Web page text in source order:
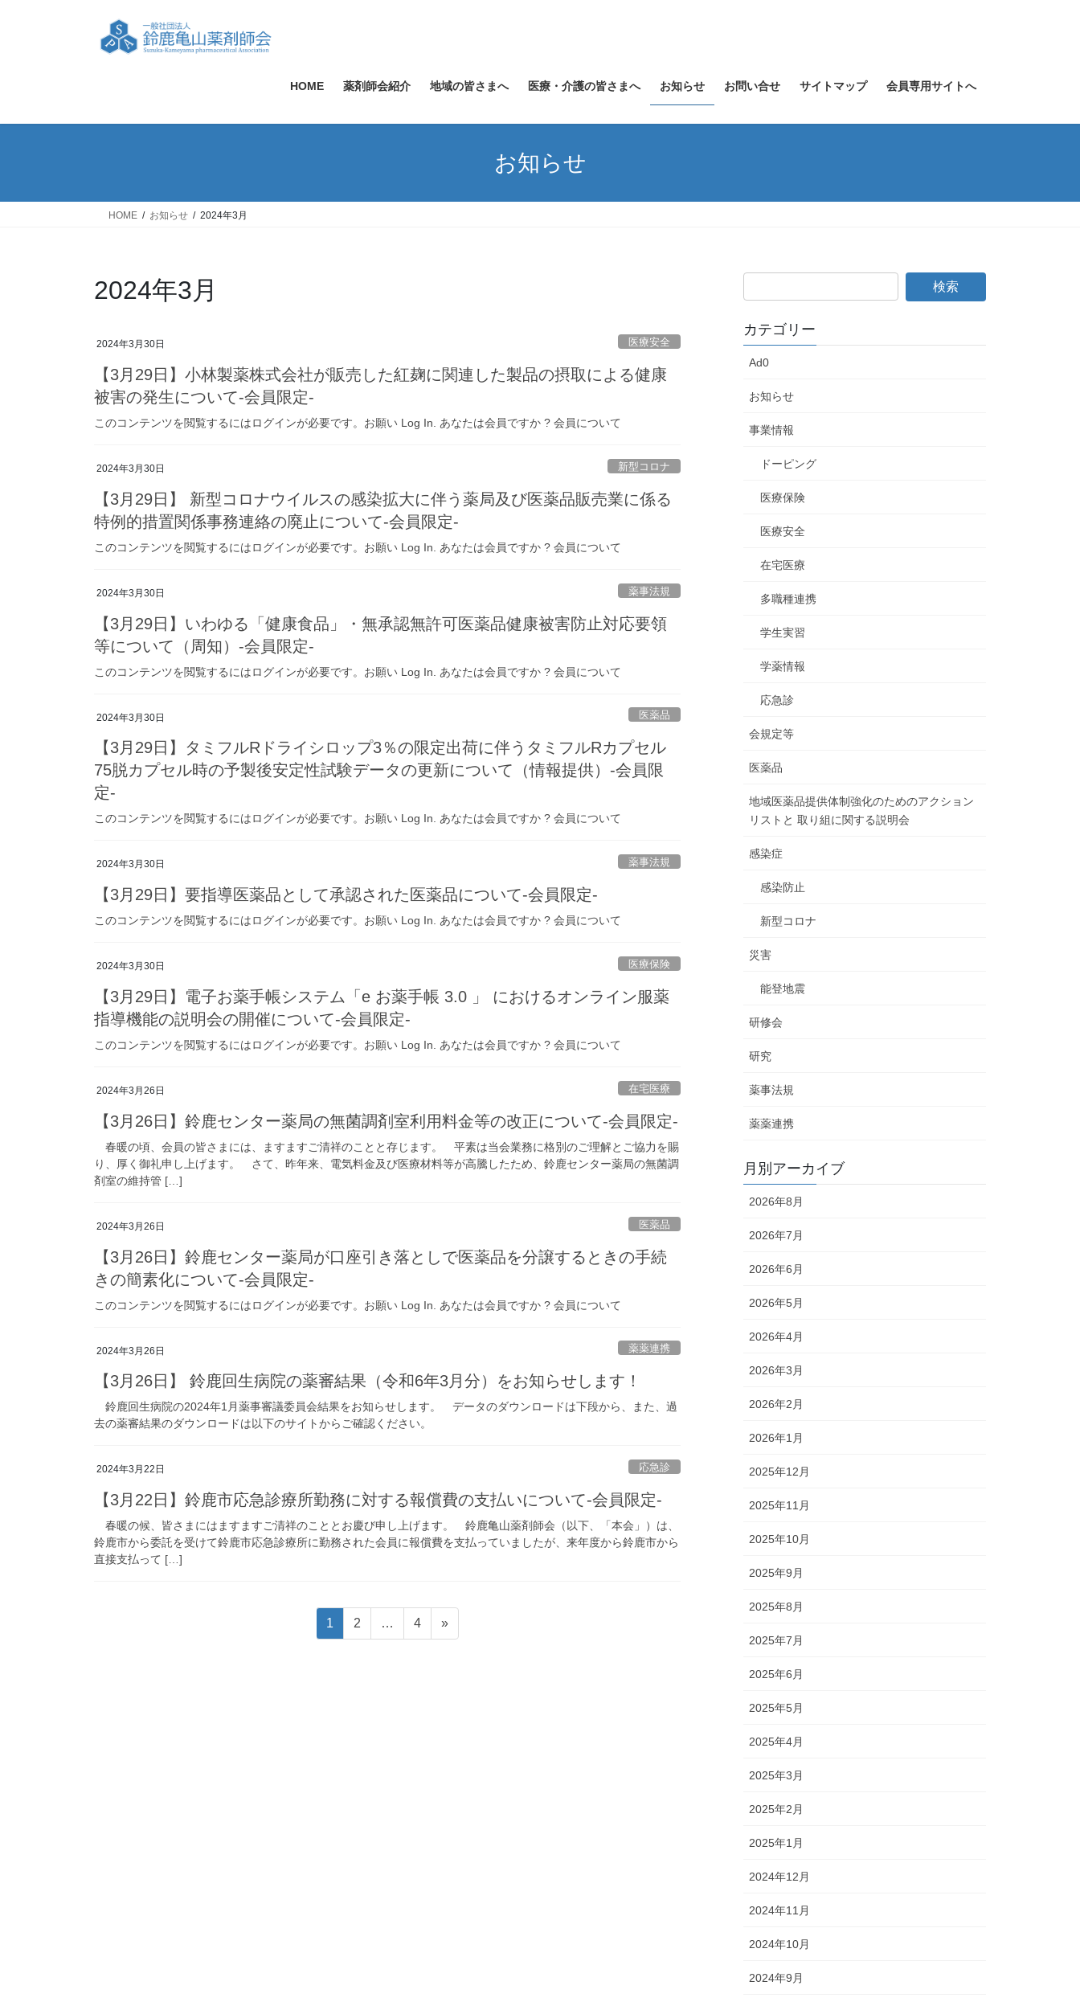
ス
ン
HOME 薬剤師会紹介 地域の皆さまへ 医療・介護の皆さまへ お知らせ お問い合せ サイトマップ 会員専用サイトへ
お知らせ
HOME お知らせ 2024年3月
2024年3月
2024年3月30日 医療安全
【3月29日】小林製薬株式会社が販売した紅麹に関連した製品の摂取による健康
被害の発生について-会員限定-
このコンテンツを閲覧するにはログインが必要です。お願い Log In. あなたは会員ですか ? 会員について
2024年3月30日 新型コロナ
【3月29日】 新型コロナウイルスの感染拡大に伴う薬局及び医薬品販売業に係る
特例的措置関係事務連絡の廃止について-会員限定-
このコンテンツを閲覧するにはログインが必要です。お願い Log In. あなたは会員ですか ? 会員について
2024年3月30日 薬事法規
【3月29日】いわゆる「健康食品」・無承認無許可医薬品健康被害防止対応要領
等について（周知）-会員限定-
このコンテンツを閲覧するにはログインが必要です。お願い Log In. あなたは会員ですか ? 会員について
2024年3月30日 医薬品
【3月29日】タミフルRドライシロップ3％の限定出荷に伴うタミフルRカプセル
75脱カプセル時の予製後安定性試験データの更新について（情報提供）-会員限
定-
このコンテンツを閲覧するにはログインが必要です。お願い Log In. あなたは会員ですか ? 会員について
2024年3月30日 薬事法規
【3月29日】要指導医薬品として承認された医薬品について-会員限定-
このコンテンツを閲覧するにはログインが必要です。お願い Log In. あなたは会員ですか ? 会員について
2024年3月30日 医療保険
【3月29日】電子お薬手帳システム「e お薬手帳 3.0 」 におけるオンライン服薬
指導機能の説明会の開催について-会員限定-
このコンテンツを閲覧するにはログインが必要です。お願い Log In. あなたは会員ですか ? 会員について
2024年3月26日 在宅医療
【3月26日】鈴鹿センター薬局の無菌調剤室利用料金等の改正について-会員限定-
春暖の頃、会員の皆さまには、ますますご清祥のことと存じます。 平素は当会業務に格別のご理解とご協力を賜
り、厚く御礼申し上げます。 さて、昨年来、電気料金及び医療材料等が高騰したため、鈴鹿センター薬局の無菌調
剤室の維持管 […]
2024年3月26日 医薬品
【3月26日】鈴鹿センター薬局が口座引き落としで医薬品を分譲するときの手続
きの簡素化について-会員限定-
このコンテンツを閲覧するにはログインが必要です。お願い Log In. あなたは会員ですか ? 会員について
2024年3月26日 薬薬連携
【3月26日】 鈴鹿回生病院の薬審結果（令和6年3月分）をお知らせします！
鈴鹿回生病院の2024年1月薬事審議委員会結果をお知らせします。 データのダウンロードは下段から、また、過
去の薬審結果のダウンロードは以下のサイトからご確認ください。
2024年3月22日 応急診
【3月22日】鈴鹿市応急診療所勤務に対する報償費の支払いについて-会員限定-
春暖の候、皆さまにはますますご清祥のこととお慶び申し上げます。 鈴鹿亀山薬剤師会（以下、「本会」）は、
鈴鹿市から委託を受けて鈴鹿市応急診療所に勤務された会員に報償費を支払っていましたが、来年度から鈴鹿市から
直接支払って […]
固
定
1
固
定
2 …
固
定
4 »
カテゴリー
Ad0
お知らせ
事業情報
ドーピング
医療保険
医療安全
在宅医療
多職種連携
学生実習
学薬情報
応急診
会規定等
医薬品
地域医薬品提供体制強化のためのアクション
リストと 取り組に関する説明会
感染症
感染防止
新型コロナ
災害
能登地震
研修会
研究
薬事法規
薬薬連携
月別アーカイブ
2026年8月
2026年7月
2026年6月
2026年5月
2026年4月
2026年3月
2026年2月
2026年1月
2025年12月
2025年11月
2025年10月
2025年9月
2025年8月
2025年7月
2025年6月
2025年5月
2025年4月
2025年3月
2025年2月
2025年1月
2024年12月
2024年11月
2024年10月
2024年9月